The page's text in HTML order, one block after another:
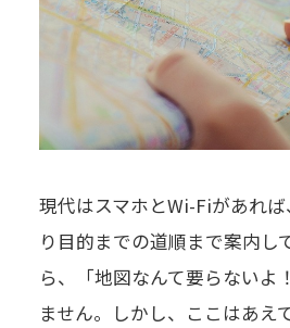
現代はスマホとWi-Fiがあれ
り目的までの道順まで案内し
ら、「地図なんて要らないよ
ません。しかし、ここはあえ